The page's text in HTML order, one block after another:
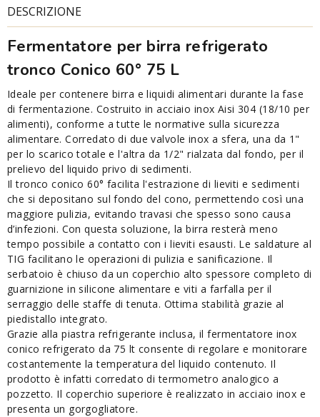
DESCRIZIONE
Fermentatore per birra refrigerato
tronco Conico 60° 75 L
Ideale per contenere birra e liquidi alimentari durante la fase
di fermentazione. Costruito in acciaio inox Aisi 304 (18/10 per
alimenti), conforme a tutte le normative sulla sicurezza
alimentare. Corredato di due valvole inox a sfera, una da 1"
per lo scarico totale e l'altra da 1/2" rialzata dal fondo, per il
prelievo del liquido privo di sedimenti.
Il tronco conico 60° facilita l'estrazione di lieviti e sedimenti
che si depositano sul fondo del cono, permettendo così una
maggiore pulizia, evitando travasi che spesso sono causa
d’infezioni. Con questa soluzione, la birra resterà meno
tempo possibile a contatto con i lieviti esausti. Le saldature al
TIG facilitano le operazioni di pulizia e sanificazione. Il
serbatoio è chiuso da un coperchio alto spessore completo di
guarnizione in silicone alimentare e viti a farfalla per il
serraggio delle staffe di tenuta. Ottima stabilità grazie al
piedistallo integrato.
Grazie alla piastra refrigerante inclusa, il fermentatore inox
conico refrigerato da 75 lt consente di regolare e monitorare
costantemente la temperatura del liquido contenuto. Il
prodotto è infatti corredato di termometro analogico a
pozzetto. Il coperchio superiore è realizzato in acciaio inox e
presenta un gorgogliatore.